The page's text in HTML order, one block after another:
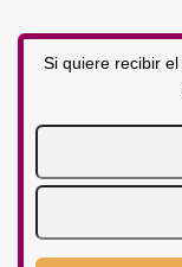
Si quiere recibir el